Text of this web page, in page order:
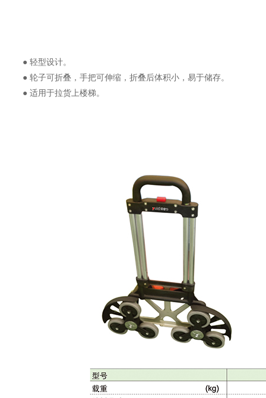
● 轻型设计。
● 轮子可折叠，手把可伸缩，折叠后体积小，易于储存。
● 适用于拉货上楼梯。